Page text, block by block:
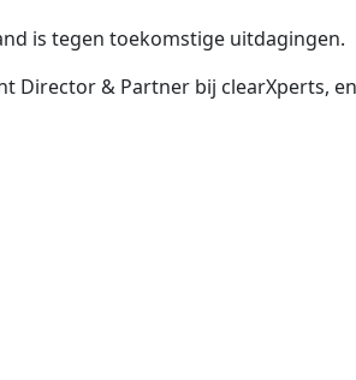
is tegen toekomstige uitdagingen.
Director & Partner bij clearXperts,